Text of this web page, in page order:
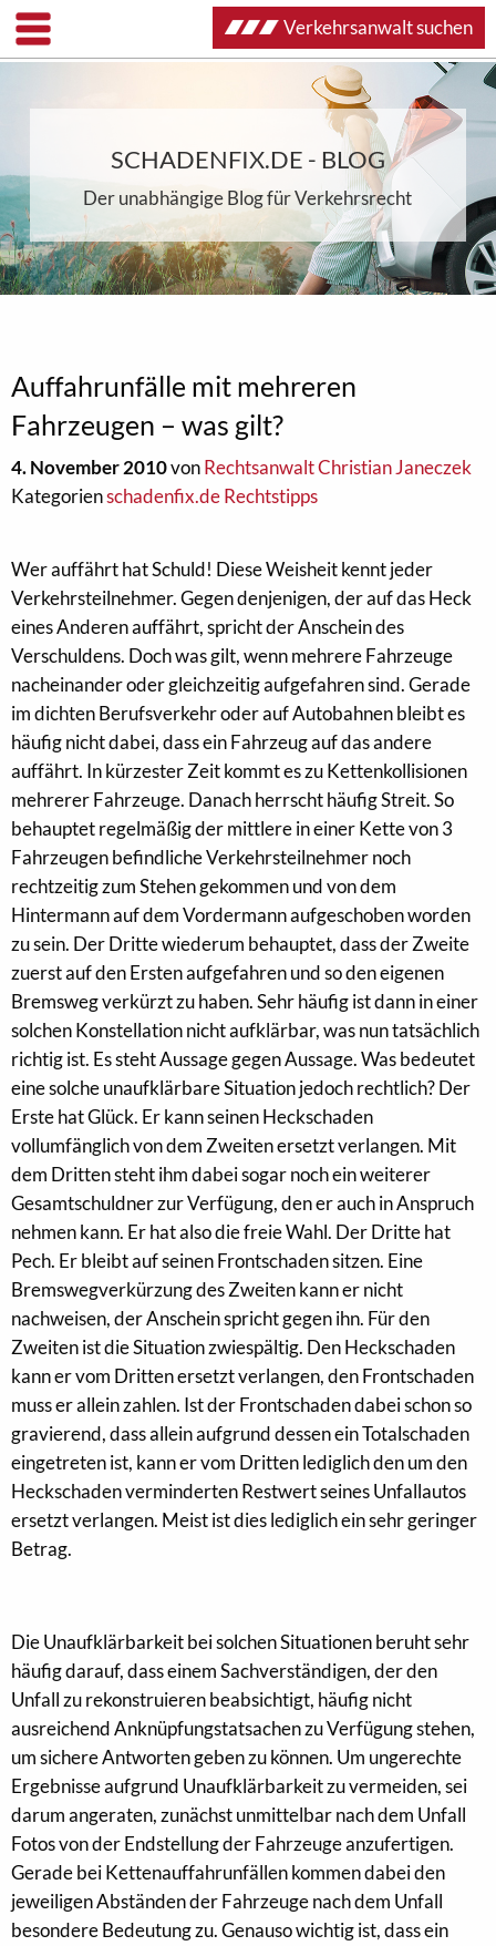
SCHADENFIX.DE - BLOG
Der unabhängige Blog für Verkehrsrecht
Auffahrunfälle mit mehreren
Fahrzeugen – was gilt?
4. November 2010vonRechtsanwalt Christian Janeczek
Kategorienschadenfix.de Rechtstipps
Wer auffährt hat Schuld! Diese Weisheit kennt jeder
Verkehrsteilnehmer. Gegen denjenigen, der auf das Heck
eines Anderen auffährt, spricht der Anschein des
Verschuldens. Doch was gilt, wenn mehrere Fahrzeuge
nacheinander oder gleichzeitig aufgefahren sind. Gerade
im dichten Berufsverkehr oder auf Autobahnen bleibt es
häufig nicht dabei, dass ein Fahrzeug auf das andere
auffährt. In kürzester Zeit kommt es zu Kettenkollisionen
mehrerer Fahrzeuge. Danach herrscht häufig Streit. So
behauptet regelmäßig der mittlere in einer Kette von 3
Fahrzeugen befindliche Verkehrsteilnehmer noch
rechtzeitig zum Stehen gekommen und von dem
Hintermann auf dem Vordermann aufgeschoben worden
zu sein. Der Dritte wiederum behauptet, dass der Zweite
zuerst auf den Ersten aufgefahren und so den eigenen
Bremsweg verkürzt zu haben. Sehr häufig ist dann in einer
solchen Konstellation nicht aufklärbar, was nun tatsächlich
richtig ist. Es steht Aussage gegen Aussage. Was bedeutet
eine solche unaufklärbare Situation jedoch rechtlich? Der
Erste hat Glück. Er kann seinen Heckschaden
vollumfänglich von dem Zweiten ersetzt verlangen. Mit
dem Dritten steht ihm dabei sogar noch ein weiterer
Gesamtschuldner zur Verfügung, den er auch in Anspruch
nehmen kann. Er hat also die freie Wahl. Der Dritte hat
Pech. Er bleibt auf seinen Frontschaden sitzen. Eine
Bremswegverkürzung des Zweiten kann er nicht
nachweisen, der Anschein spricht gegen ihn. Für den
Zweiten ist die Situation zwiespältig. Den Heckschaden
kann er vom Dritten ersetzt verlangen, den Frontschaden
muss er allein zahlen. Ist der Frontschaden dabei schon so
gravierend, dass allein aufgrund dessen ein Totalschaden
eingetreten ist, kann er vom Dritten lediglich den um den
Heckschaden verminderten Restwert seines Unfallautos
ersetzt verlangen. Meist ist dies lediglich ein sehr geringer
Betrag.
Die Unaufklärbarkeit bei solchen Situationen beruht sehr
häufig darauf, dass einem Sachverständigen, der den
Unfall zu rekonstruieren beabsichtigt, häufig nicht
ausreichend Anknüpfungstatsachen zu Verfügung stehen,
um sichere Antworten geben zu können. Um ungerechte
Ergebnisse aufgrund Unaufklärbarkeit zu vermeiden, sei
darum angeraten, zunächst unmittelbar nach dem Unfall
Fotos von der Endstellung der Fahrzeuge anzufertigen.
Gerade bei Kettenauffahrunfällen kommen dabei den
jeweiligen Abständen der Fahrzeuge nach dem Unfall
besondere Bedeutung zu. Genauso wichtig ist, dass ein
Verkehrsanwalt suchen